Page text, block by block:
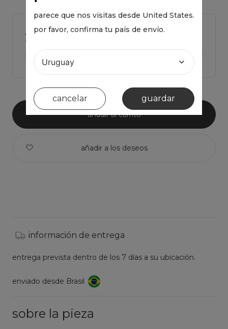
parece que nos visitas desde United States.
por favor, confirma tu país de envío.
cancelar guardar
¿tienes dudas de cual talla elegir?
Haz click para ver Las medidas de la prenda y comparar con la tuya
añadir al carrito
información de entrega
entrega prevista dentro de los 7 días a su ubicación.
enviado desde Brasil
sobre la pieza